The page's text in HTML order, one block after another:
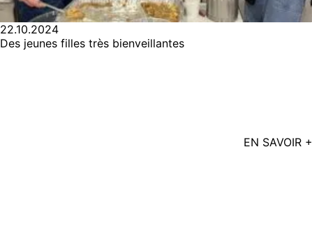
22.10.2024
Des jeunes filles très bienveillantes
EN SAVOIR +